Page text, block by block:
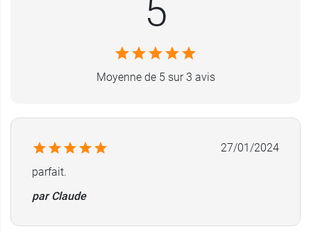
5
Moyenne de 5 sur 3 avis
27/01/2024
parfait.
par Claude